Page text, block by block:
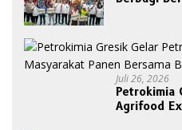
Juli 26, 2026
Petrokimia
Agrifood